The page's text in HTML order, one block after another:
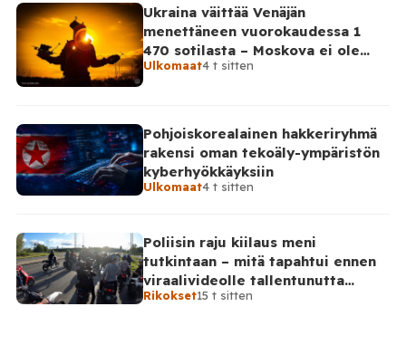
Ukraina väittää Venäjän
menettäneen vuorokaudessa 1
470 sotilasta – Moskova ei ole
vahvistanut lukuja
Ulkomaat4 t sitten
Pohjoiskorealainen hakkeriryhmä
rakensi oman tekoäly-ympäristön
kyberhyökkäyksiin
Ulkomaat4 t sitten
Poliisin raju kiilaus meni
tutkintaan – mitä tapahtui ennen
viraalivideolle tallentunutta
hetkeä?
Rikokset15 t sitten